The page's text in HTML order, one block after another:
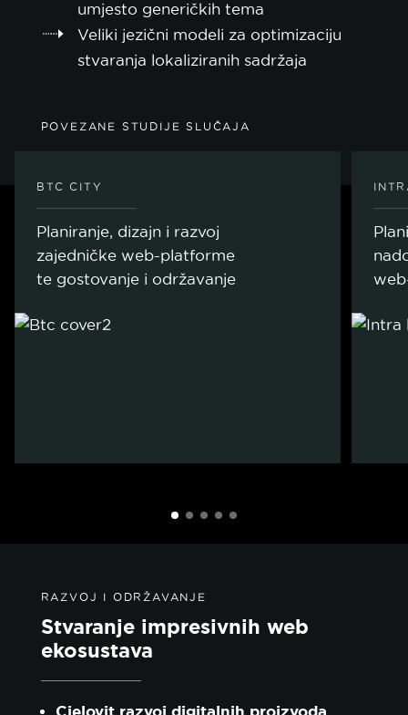
umjesto generičkih tema
Veliki jezični modeli za optimizaciju
stvaranja lokaliziranih sadržaja
POVEZANE STUDIJE SLUČAJA
BTC CITY
Planiranje, dizajn i razvoj
zajedničke web-platforme
te gostovanje i održavanje
RAZVOJ I ODRŽAVANJE
Stvaranje impresivnih web
ekosustava
Cjelovit razvoj digitalnih proizvoda